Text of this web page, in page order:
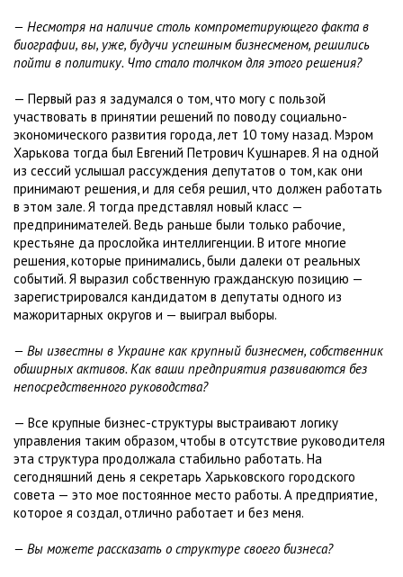
— Несмотря на наличие столь компрометирующего факта в
биографии, вы, уже, будучи успешным бизнесменом, решились
пойти в политику. Что стало толчком для этого решения?
— Первый раз я задумался о том, что могу с пользой
участвовать в принятии решений по поводу социально-
экономического развития города, лет 10 тому назад. Мэром
Харькова тогда был Евгений Петрович Кушнарев. Я на одной
из сессий услышал рассуждения депутатов о том, как они
принимают решения, и для себя решил, что должен работать
в этом зале. Я тогда представлял новый класс —
предпринимателей. Ведь раньше были только рабочие,
крестьяне да прослойка интеллигенции. В итоге многие
решения, которые принимались, были далеки от реальных
событий. Я выразил собственную гражданскую позицию —
зарегистрировался кандидатом в депутаты одного из
мажоритарных округов и — выиграл выборы.
— Вы известны в Украине как крупный бизнесмен, собственник
обширных активов. Как ваши предприятия развиваются без
непосредственного руководства?
— Все крупные бизнес-структуры выстраивают логику
управления таким образом, чтобы в отсутствие руководителя
эта структура продолжала стабильно работать. На
сегодняшний день я секретарь Харьковского городского
совета — это мое постоянное место работы. А предприятие,
которое я создал, отлично работает и без меня.
— Вы можете рассказать о структуре своего бизнеса?